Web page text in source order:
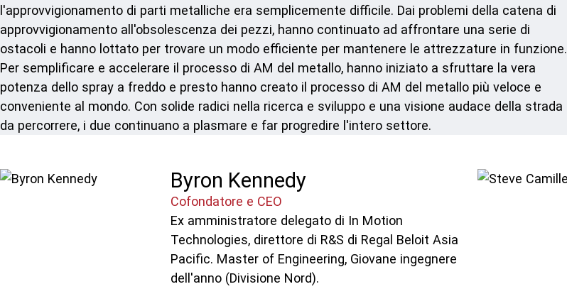
l'approvvigionamento di parti metalliche era semplicemente difficile. Dai problemi della catena di
approvvigionamento all'obsolescenza dei pezzi, hanno continuato ad affrontare una serie di
ostacoli e hanno lottato per trovare un modo efficiente per mantenere le attrezzature in funzione.
Per semplificare e accelerare il processo di AM del metallo, hanno iniziato a sfruttare la vera
potenza dello spray a freddo e presto hanno creato il processo di AM del metallo più veloce e
conveniente al mondo. Con solide radici nella ricerca e sviluppo e una visione audace della strada
da percorrere, i due continuano a plasmare e far progredire l'intero settore.
Byron Kennedy
Cofondatore e CEO
Ex amministratore delegato di In Motion
Technologies, direttore di R&S di Regal Beloit Asia
Pacific. Master of Engineering, Giovane ingegnere
dell'anno (Divisione Nord).